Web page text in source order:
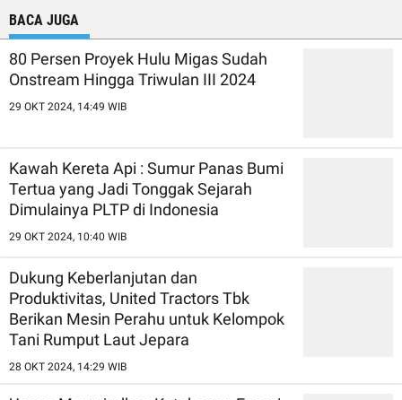
BACA JUGA
80 Persen Proyek Hulu Migas Sudah
Onstream Hingga Triwulan III 2024
29 OKT 2024, 14:49 WIB
Kawah Kereta Api : Sumur Panas Bumi
Tertua yang Jadi Tonggak Sejarah
Dimulainya PLTP di Indonesia
29 OKT 2024, 10:40 WIB
Dukung Keberlanjutan dan
Produktivitas, United Tractors Tbk
Berikan Mesin Perahu untuk Kelompok
Tani Rumput Laut Jepara
28 OKT 2024, 14:29 WIB